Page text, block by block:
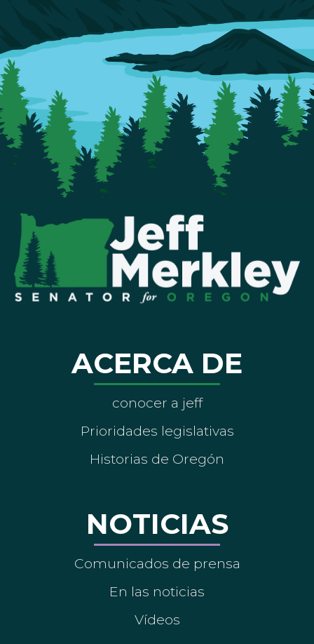
ACERCA DE
conocer a jeff
Prioridades legislativas
Historias de Oregón
NOTICIAS
Comunicados de prensa
En las noticias
Vídeos